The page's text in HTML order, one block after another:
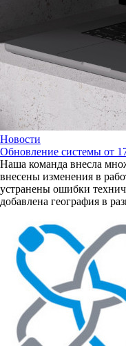
Новости
Обновление системы от
Наша команда внесла
внесены изменения в
устранены ошибки
добавлена география в